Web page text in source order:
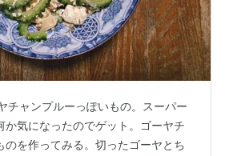
チャンプルーっぽいもの。スーパー
か気になったのでゲット。ゴーヤチ
のを作ってみる。切ったゴーヤとち